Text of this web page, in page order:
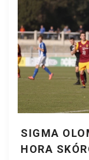
SIGMA
HORA